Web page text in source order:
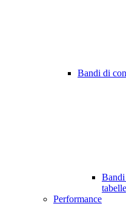
Bandi di
Bandi
Performance